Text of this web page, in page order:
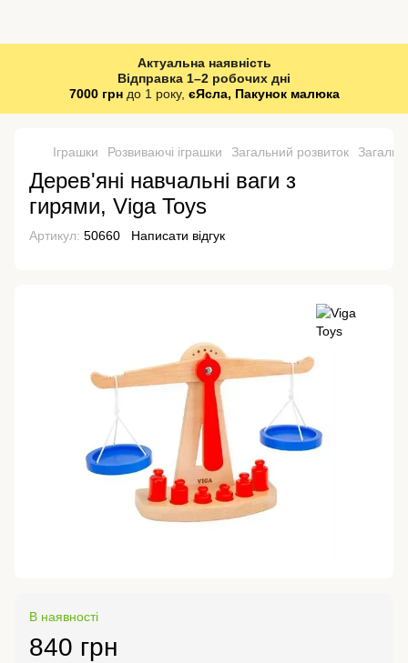
Актуальна наявність
Відправка 1–2 робочих дні
7000 грндо 1 року, єЯсла, Пакунок малюка
Іграшки Розвиваючі іграшки Загальний розвиток
Дерев'яні навчальні ваги з
гирями, Viga Toys
Артикул: 50660 Написати відгук
В наявності
840 грн